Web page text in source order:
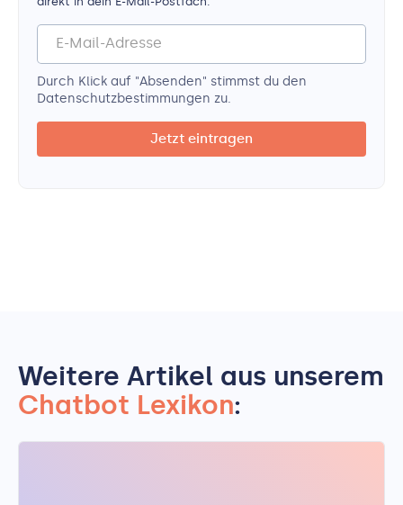
Durch Klick auf "Absenden" stimmst du den
Datenschutz­bestimmungen zu.
Weitere Artikel aus unserem
Chatbot Lexikon: